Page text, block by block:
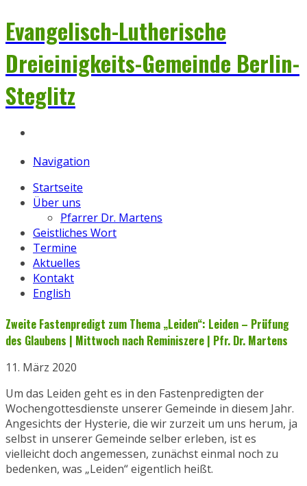
Evangelisch-Lutherische
Dreieinigkeits-Gemeinde Berlin-
Steglitz
Navigation
Startseite
Über uns
Pfarrer Dr. Martens
Geistliches Wort
Termine
Aktuelles
Kontakt
English
Zweite Fastenpredigt zum Thema „Leiden“: Leiden – Prüfung
des Glaubens | Mittwoch nach Reminiszere | Pfr. Dr. Martens
11. März 2020
Um das Leiden geht es in den Fastenpredigten der
Wochengottesdienste unserer Gemeinde in diesem Jahr.
Angesichts der Hysterie, die wir zurzeit um uns herum, ja
selbst in unserer Gemeinde selber erleben, ist es
vielleicht doch angemessen, zunächst einmal noch zu
bedenken, was „Leiden“ eigentlich heißt.